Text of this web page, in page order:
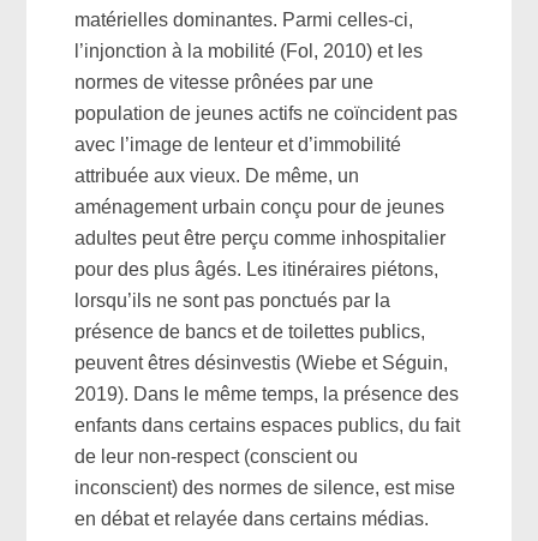
matérielles dominantes. Parmi celles-ci,
l’injonction à la mobilité (Fol, 2010) et les
normes de vitesse prônées par une
population de jeunes actifs ne coïncident pas
avec l’image de lenteur et d’immobilité
attribuée aux vieux. De même, un
aménagement urbain conçu pour de jeunes
adultes peut être perçu comme inhospitalier
pour des plus âgés. Les itinéraires piétons,
lorsqu’ils ne sont pas ponctués par la
présence de bancs et de toilettes publics,
peuvent êtres désinvestis (Wiebe et Séguin,
2019). Dans le même temps, la présence des
enfants dans certains espaces publics, du fait
de leur non-respect (conscient ou
inconscient) des normes de silence, est mise
en débat et relayée dans certains médias.